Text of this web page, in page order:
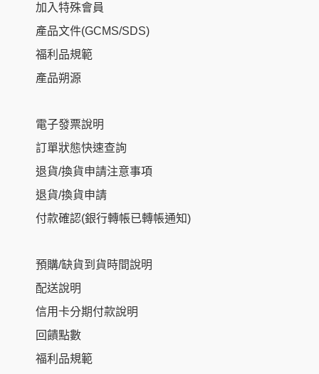
加入特殊會員
產品文件(GCMS/SDS)
福利品規範
產品朔源
電子發票說明
訂單狀態快速查詢
退貨/換貨申請注意事項
退貨/換貨申請
付款確認(銀行轉帳已轉帳通知)
預購/缺貨到貨時間說明
配送說明
信用卡分期付款說明
回饋點數
福利品規範